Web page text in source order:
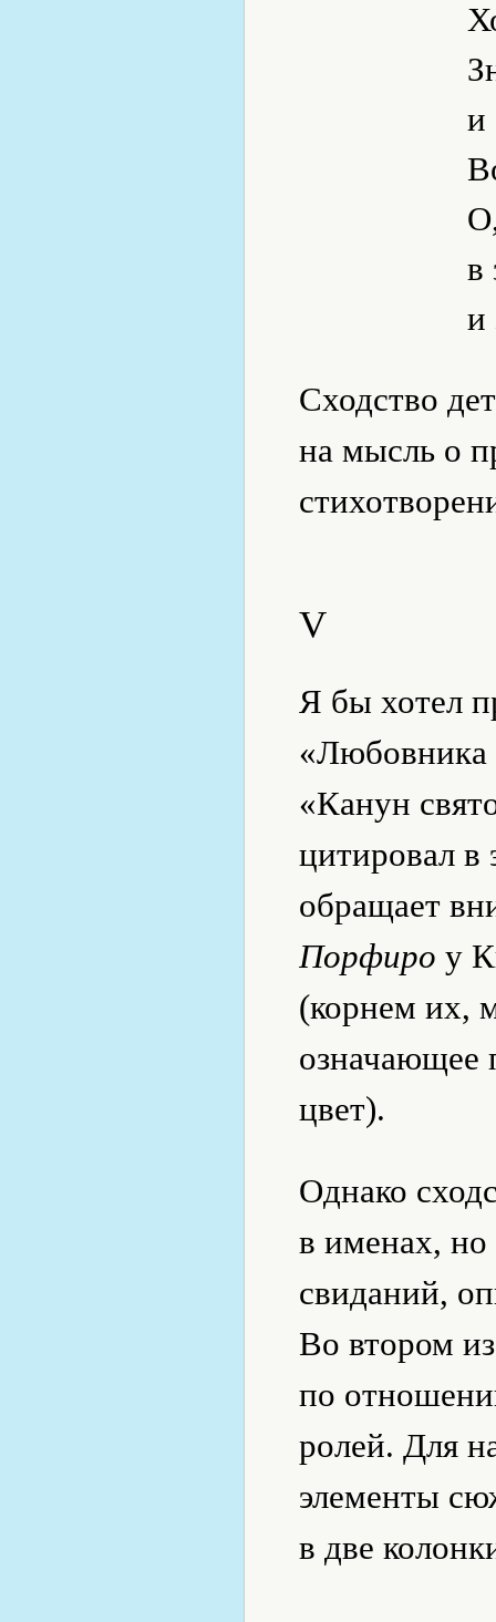
и
в
и
Сходство
на мысль о
V
Я бы хотел
«Канун
цитировал в
обращает
Порфиро у
(корнем их,
означающее
цвет).
Однако
в именах,
свиданий,
Во втором
по
ролей. Для
элементы
в две